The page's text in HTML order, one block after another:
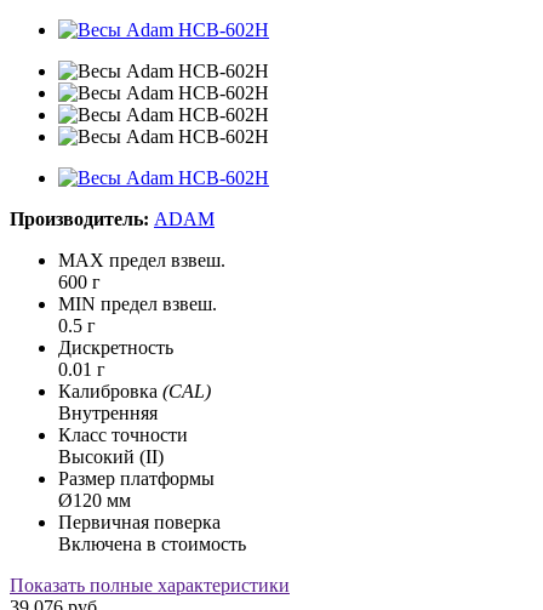
Производитель: ADAM
MAX предел взвеш.
600 г
MIN предел взвеш.
0.5 г
Дискретность
0.01 г
Калибровка (CAL)
Внутренняя
Класс точности
Высокий (II)
Размер платформы
Ø120 мм
Первичная поверка
Включена в стоимость
Показать полные характеристики